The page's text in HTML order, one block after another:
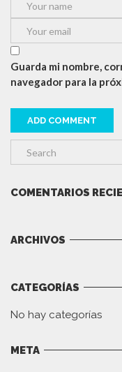
Guarda mi nombre,
navegador para la
COMENTARIOS
ARCHIVOS
CATEGORÍAS
No hay categorías
META